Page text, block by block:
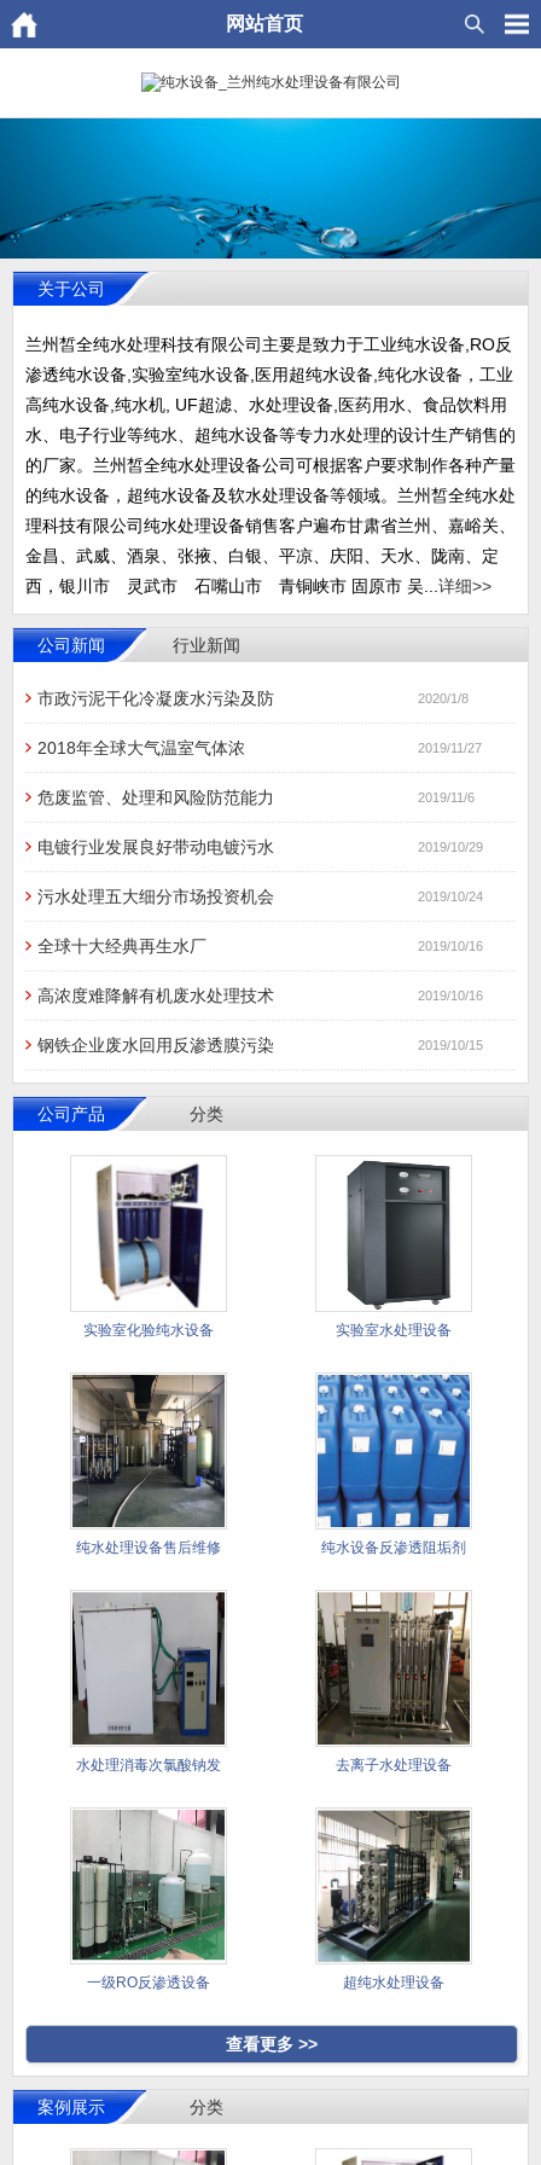
网站首页
关于公司
兰州皙全纯水处理科技有限公司主要是致力于工业纯水设备,RO反
渗透纯水设备,实验室纯水设备,医用超纯水设备,纯化水设备，工业
高纯水设备,纯水机, UF超滤、水处理设备,医药用水、食品饮料用
水、电子行业等纯水、超纯水设备等专力水处理的设计生产销售的
的厂家。兰州皙全纯水处理设备公司可根据客户要求制作各种产量
的纯水设备，超纯水设备及软水处理设备等领域。兰州皙全纯水处
理科技有限公司纯水处理设备销售客户遍布甘肃省兰州、嘉峪关、
金昌、武威、酒泉、张掖、白银、平凉、庆阳、天水、陇南、定
西，银川市 灵武市 石嘴山市 青铜峡市 固原市 吴... 详细>>
公司新闻 行业新闻
市政污泥干化冷凝废水污染及防 2020/1/8
2018年全球大气温室气体浓 2019/11/27
危废监管、处理和风险防范能力 2019/11/6
电镀行业发展良好带动电镀污水 2019/10/29
污水处理五大细分市场投资机会 2019/10/24
全球十大经典再生水厂 2019/10/16
高浓度难降解有机废水处理技术 2019/10/16
钢铁企业废水回用反渗透膜污染 2019/10/15
公司产品 分类
实验室化验纯水设备 实验室水处理设备
纯水处理设备售后维修 纯水设备反渗透阻垢剂
水处理消毒次氯酸钠发 去离子水处理设备
一级RO反渗透设备 超纯水处理设备
查看更多 >>
案例展示 分类